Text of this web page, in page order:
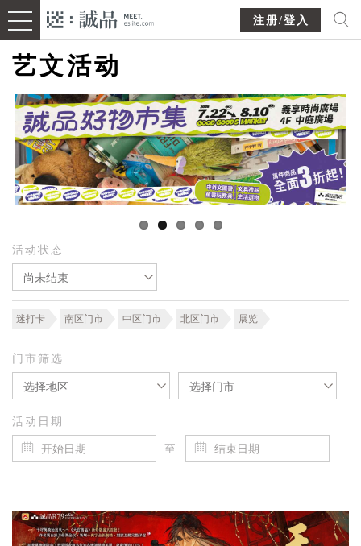
注册/登入
艺文活动
活动状态
尚未结束
迷打卡 南区门市 中区门市 北区门市 展览
门市筛选
选择地区 选择门市
活动日期
至